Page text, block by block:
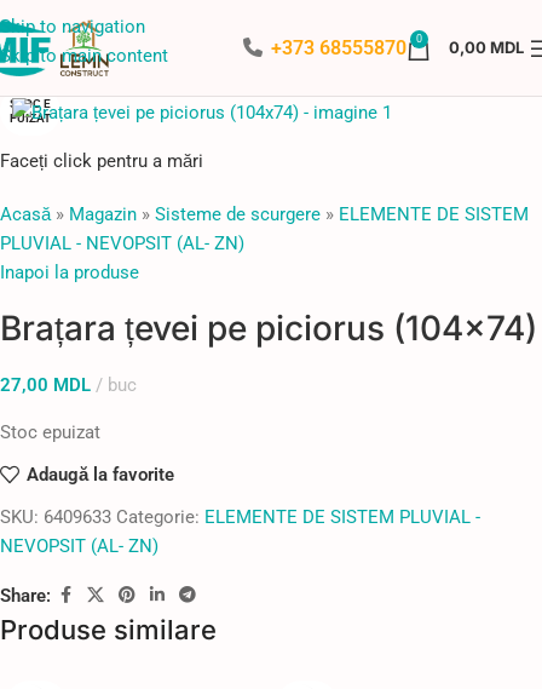
Skip to navigation
Skip to main content
+373 68555870 0 0,00MDL
STOC E
PUIZAT
Faceți click pentru a mări
Acasă» Magazin » Sisteme de scurgere » ELEMENTE DE SISTEM
PLUVIAL - NEVOPSIT (AL- ZN)
Inapoi la produse
Brațara țevei pe piciorus (104×74)
27,00 MDL buc
Stoc epuizat
Adaugă la favorite
SKU: 6409633 Categorie: ELEMENTE DE SISTEM PLUVIAL -
NEVOPSIT (AL- ZN)
Share:
Produse similare